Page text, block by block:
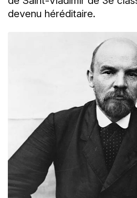
devenu héréditaire.